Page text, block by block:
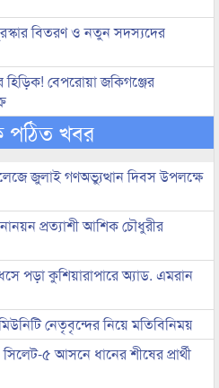
বিতরণ ও নতুন সদস্যদের
বেপরোয়া জকিগঞ্জের
পঠিত খবর
জুলাই গণঅভ্যুত্থান দিবস উপলক্ষে
প্রত্যাশী আশিক চৌধুরীর
পড়া কুশিয়ারাপারে অ্যাড. এমরান
নেতৃবৃন্দের নিয়ে মতিবিনিময়
৫ আসনে ধানের শীষের প্রার্থী